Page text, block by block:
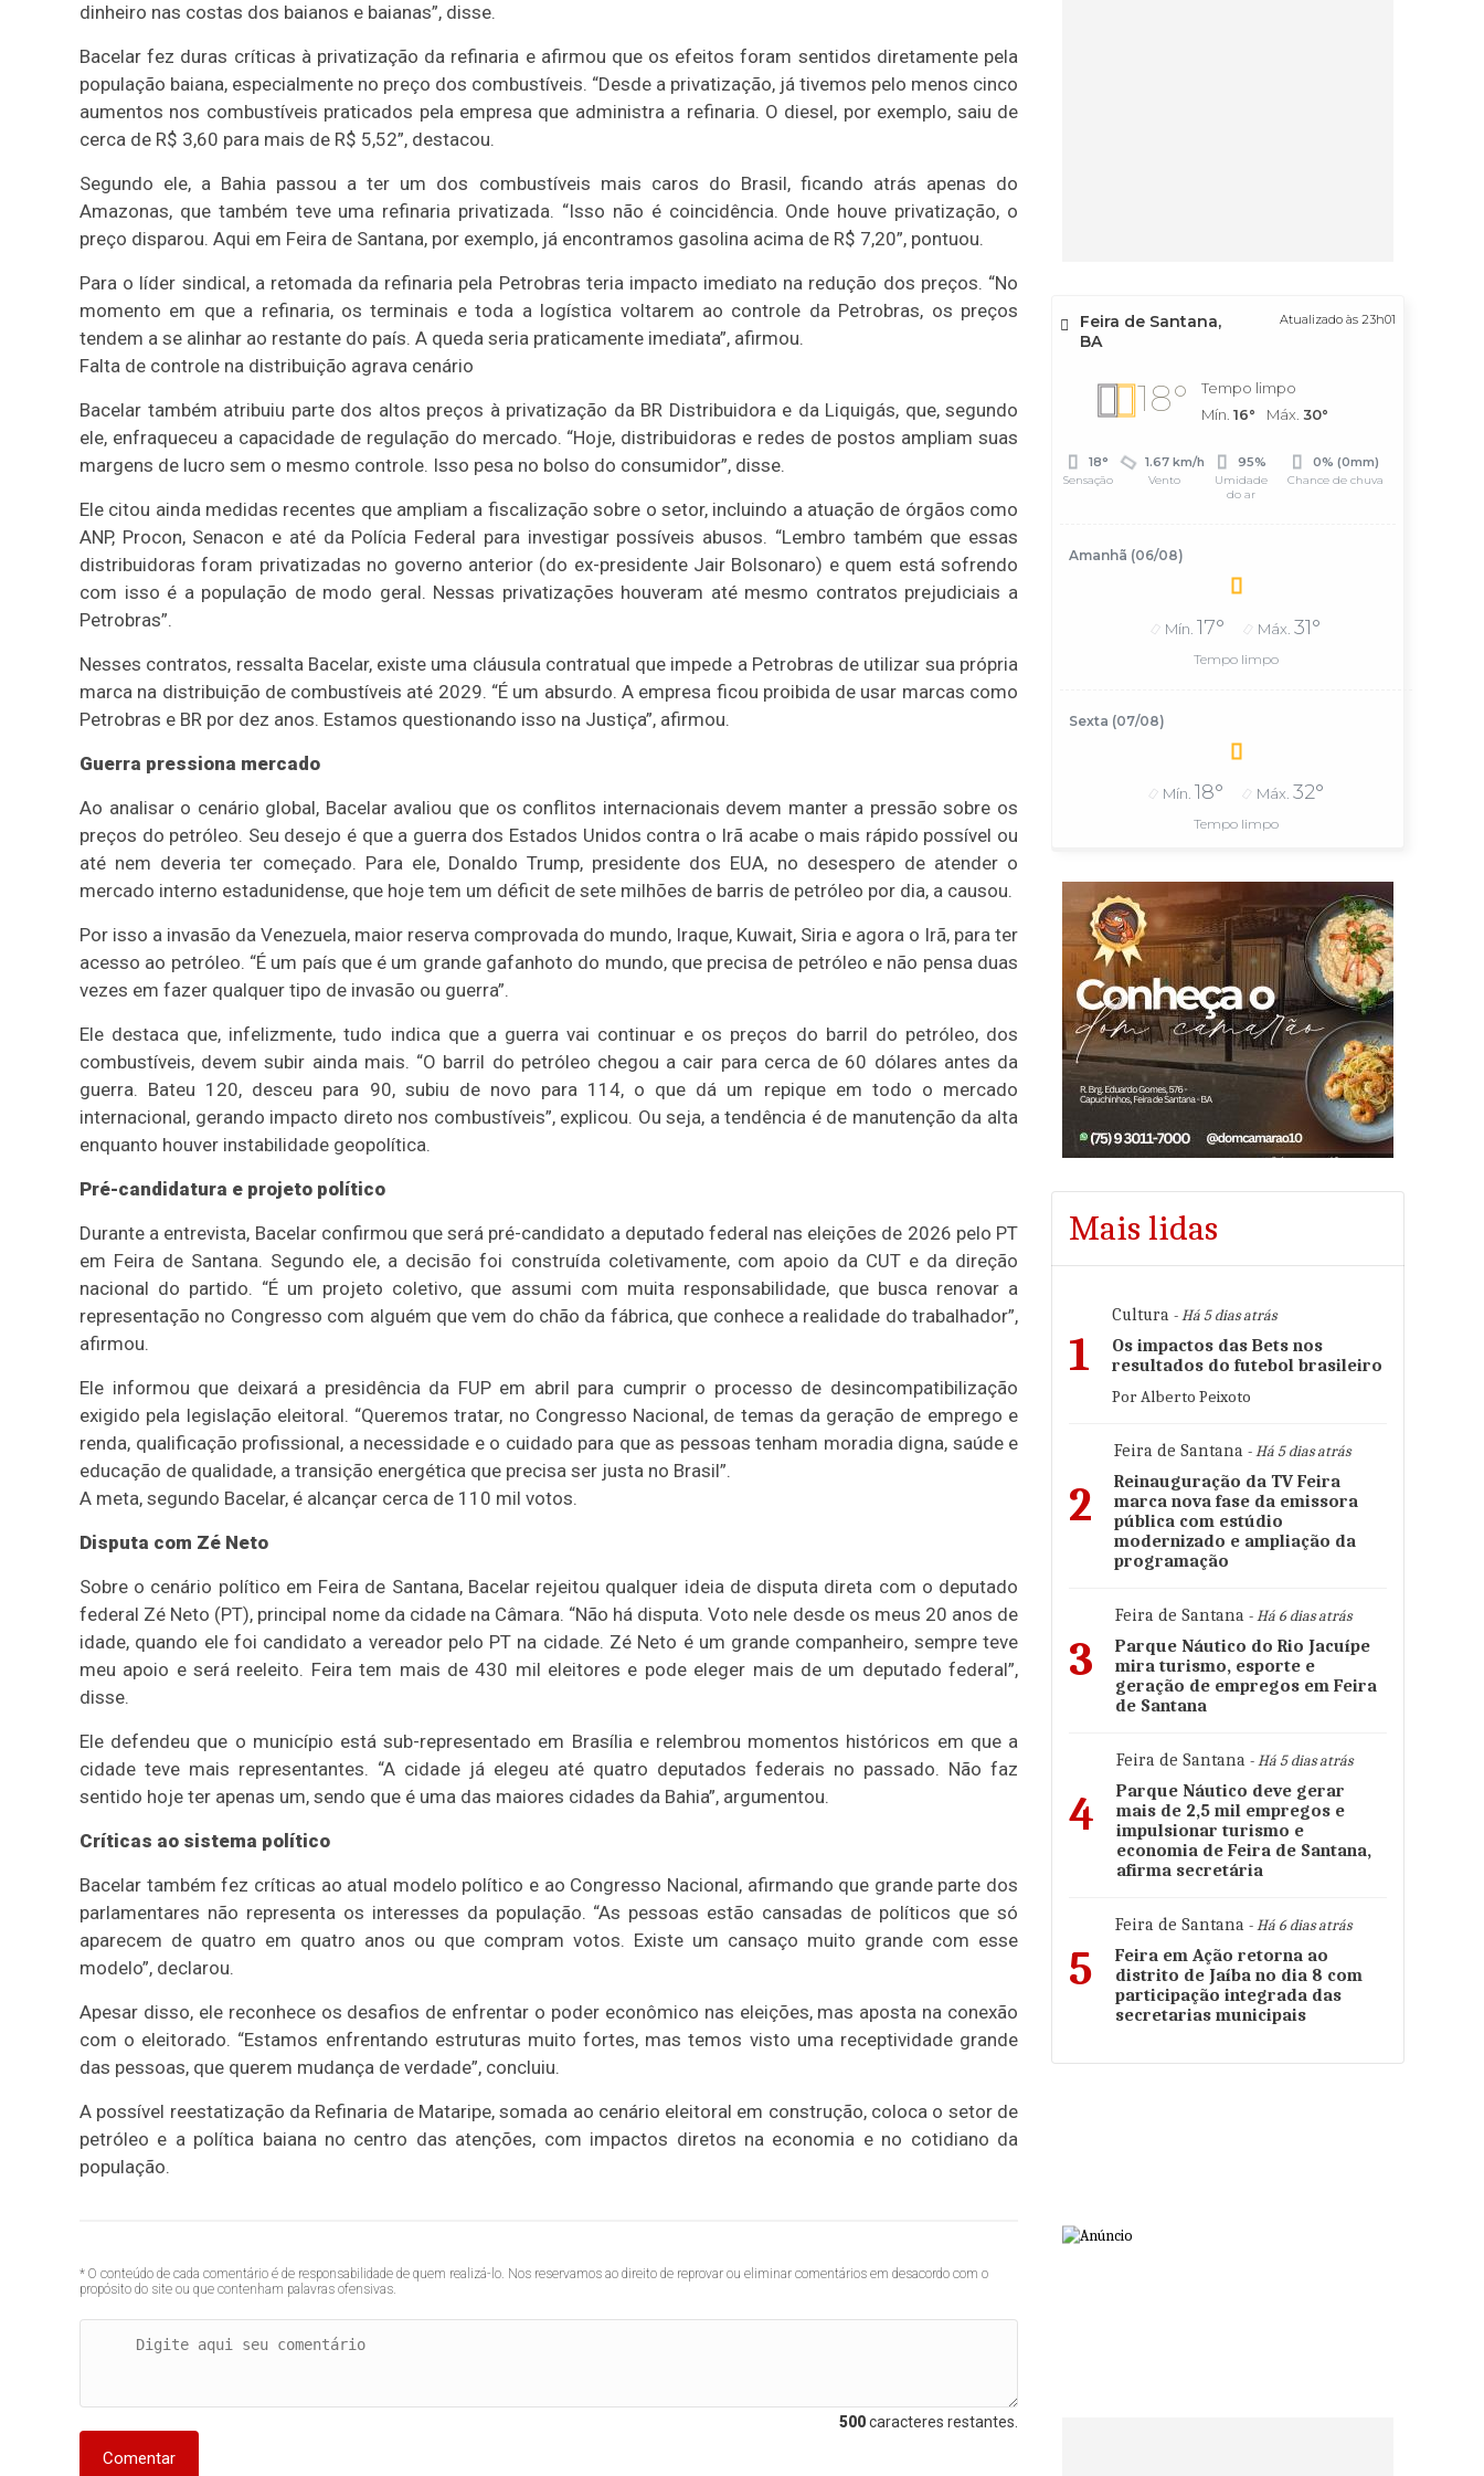
dinheiro nas costas dos baianos e baianas”, disse.
Bacelar fez duras críticas à privatização da refinaria e afirmou que os efeitos foram sentidos diretamente pela
população baiana, especialmente no preço dos combustíveis. “Desde a privatização, já tivemos pelo menos cinco
aumentos nos combustíveis praticados pela empresa que administra a refinaria. O diesel, por exemplo, saiu de
cerca de R$ 3,60 para mais de R$ 5,52”, destacou.
Segundo ele, a Bahia passou a ter um dos combustíveis mais caros do Brasil, ficando atrás apenas do
Amazonas, que também teve uma refinaria privatizada. “Isso não é coincidência. Onde houve privatização, o
preço disparou. Aqui em Feira de Santana, por exemplo, já encontramos gasolina acima de R$ 7,20”, pontuou.
Para o líder sindical, a retomada da refinaria pela Petrobras teria impacto imediato na redução dos preços. “No
momento em que a refinaria, os terminais e toda a logística voltarem ao controle da Petrobras, os preços
tendem a se alinhar ao restante do país. A queda seria praticamente imediata”, afirmou.
Falta de controle na distribuição agrava cenário
Bacelar também atribuiu parte dos altos preços à privatização da BR Distribuidora e da Liquigás, que, segundo
ele, enfraqueceu a capacidade de regulação do mercado. “Hoje, distribuidoras e redes de postos ampliam suas
margens de lucro sem o mesmo controle. Isso pesa no bolso do consumidor”, disse.
Ele citou ainda medidas recentes que ampliam a fiscalização sobre o setor, incluindo a atuação de órgãos como
ANP, Procon, Senacon e até da Polícia Federal para investigar possíveis abusos. “Lembro também que essas
distribuidoras foram privatizadas no governo anterior (do ex-presidente Jair Bolsonaro) e quem está sofrendo
com isso é a população de modo geral. Nessas privatizações houveram até mesmo contratos prejudiciais a
Petrobras”.
Nesses contratos, ressalta Bacelar, existe uma cláusula contratual que impede a Petrobras de utilizar sua própria
marca na distribuição de combustíveis até 2029. “É um absurdo. A empresa ficou proibida de usar marcas como
Petrobras e BR por dez anos. Estamos questionando isso na Justiça”, afirmou.
Guerra pressiona mercado
Ao analisar o cenário global, Bacelar avaliou que os conflitos internacionais devem manter a pressão sobre os
preços do petróleo. Seu desejo é que a guerra dos Estados Unidos contra o Irã acabe o mais rápido possível ou
até nem deveria ter começado. Para ele, Donaldo Trump, presidente dos EUA, no desespero de atender o
mercado interno estadunidense, que hoje tem um déficit de sete milhões de barris de petróleo por dia, a causou.
Por isso a invasão da Venezuela, maior reserva comprovada do mundo, Iraque, Kuwait, Siria e agora o Irã, para ter
acesso ao petróleo. “É um país que é um grande gafanhoto do mundo, que precisa de petróleo e não pensa duas
vezes em fazer qualquer tipo de invasão ou guerra”.
Ele destaca que, infelizmente, tudo indica que a guerra vai continuar e os preços do barril do petróleo, dos
combustíveis, devem subir ainda mais. “O barril do petróleo chegou a cair para cerca de 60 dólares antes da
guerra. Bateu 120, desceu para 90, subiu de novo para 114, o que dá um repique em todo o mercado
internacional, gerando impacto direto nos combustíveis”, explicou. Ou seja, a tendência é de manutenção da alta
enquanto houver instabilidade geopolítica.
Pré-candidatura e projeto político
Durante a entrevista, Bacelar confirmou que será pré-candidato a deputado federal nas eleições de 2026 pelo PT
em Feira de Santana. Segundo ele, a decisão foi construída coletivamente, com apoio da CUT e da direção
nacional do partido. “É um projeto coletivo, que assumi com muita responsabilidade, que busca renovar a
representação no Congresso com alguém que vem do chão da fábrica, que conhece a realidade do trabalhador”,
afirmou.
Ele informou que deixará a presidência da FUP em abril para cumprir o processo de desincompatibilização
exigido pela legislação eleitoral. “Queremos tratar, no Congresso Nacional, de temas da geração de emprego e
renda, qualificação profissional, a necessidade e o cuidado para que as pessoas tenham moradia digna, saúde e
educação de qualidade, a transição energética que precisa ser justa no Brasil”.
A meta, segundo Bacelar, é alcançar cerca de 110 mil votos.
Disputa com Zé Neto
Sobre o cenário político em Feira de Santana, Bacelar rejeitou qualquer ideia de disputa direta com o deputado
federal Zé Neto (PT), principal nome da cidade na Câmara. “Não há disputa. Voto nele desde os meus 20 anos de
idade, quando ele foi candidato a vereador pelo PT na cidade. Zé Neto é um grande companheiro, sempre teve
meu apoio e será reeleito. Feira tem mais de 430 mil eleitores e pode eleger mais de um deputado federal”,
disse.
Ele defendeu que o município está sub-representado em Brasília e relembrou momentos históricos em que a
cidade teve mais representantes. “A cidade já elegeu até quatro deputados federais no passado. Não faz
sentido hoje ter apenas um, sendo que é uma das maiores cidades da Bahia”, argumentou.
Críticas ao sistema político
Bacelar também fez críticas ao atual modelo político e ao Congresso Nacional, afirmando que grande parte dos
parlamentares não representa os interesses da população. “As pessoas estão cansadas de políticos que só
aparecem de quatro em quatro anos ou que compram votos. Existe um cansaço muito grande com esse
modelo”, declarou.
Apesar disso, ele reconhece os desafios de enfrentar o poder econômico nas eleições, mas aposta na conexão
com o eleitorado. “Estamos enfrentando estruturas muito fortes, mas temos visto uma receptividade grande
das pessoas, que querem mudança de verdade”, concluiu.
A possível reestatização da Refinaria de Mataripe, somada ao cenário eleitoral em construção, coloca o setor de
petróleo e a política baiana no centro das atenções, com impactos diretos na economia e no cotidiano da
população.
* O conteúdo de cada comentário é de responsabilidade de quem realizá-lo. Nos reservamos ao direito de reprovar ou eliminar comentários em desacordo com o
propósito do site ou que contenham palavras ofensivas.
500caracteres restantes.
Comentar
Feira de Santana,
BA
Atualizado às 23h01
18°
Tempo limpo
Mín. 16° Máx. 30°
18°
Sensação
1.67 km/h
Vento
95%
Umidade
do ar
0% (0mm)
Chance de chuva
Amanhã (06/08)
Mín. 17° Máx.31°
Tempo limpo
Sexta (07/08)
Mín. 18° Máx. 32°
Tempo limpo
Mais lidas
1
Cultura - Há 5 dias atrás
Os impactos das Bets nos
resultados do futebol brasileiro
Por Alberto Peixoto
2
Feira de Santana - Há 5 dias atrás
Reinauguração da TV Feira
marca nova fase da emissora
pública com estúdio
modernizado e ampliação da
programação
3
Feira de Santana - Há 6 dias atrás
Parque Náutico do Rio Jacuípe
mira turismo, esporte e
geração de empregos em Feira
de Santana
4
Feira de Santana - Há 5 dias atrás
Parque Náutico deve gerar
mais de 2,5 mil empregos e
impulsionar turismo e
economia de Feira de Santana,
afirma secretária
5
Feira de Santana - Há 6 dias atrás
Feira em Ação retorna ao
distrito de Jaíba no dia 8 com
participação integrada das
secretarias municipais